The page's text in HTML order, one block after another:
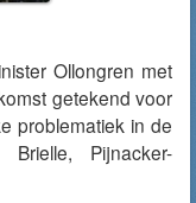
Ollongren met
getekend voor
problematiek in de
Brielle, Pijnacker-